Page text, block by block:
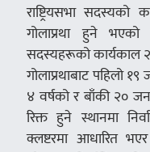
राष्ट्रियसभा
गोलाप्रथा हुने
सदस्यहरूको कार्यकाल २,
गोलाप्रथाबाट पहिलो
४ वर्षको र बाँकी २०
रिक्त हुने स्थानमा
क्लष्टरमा आधारित